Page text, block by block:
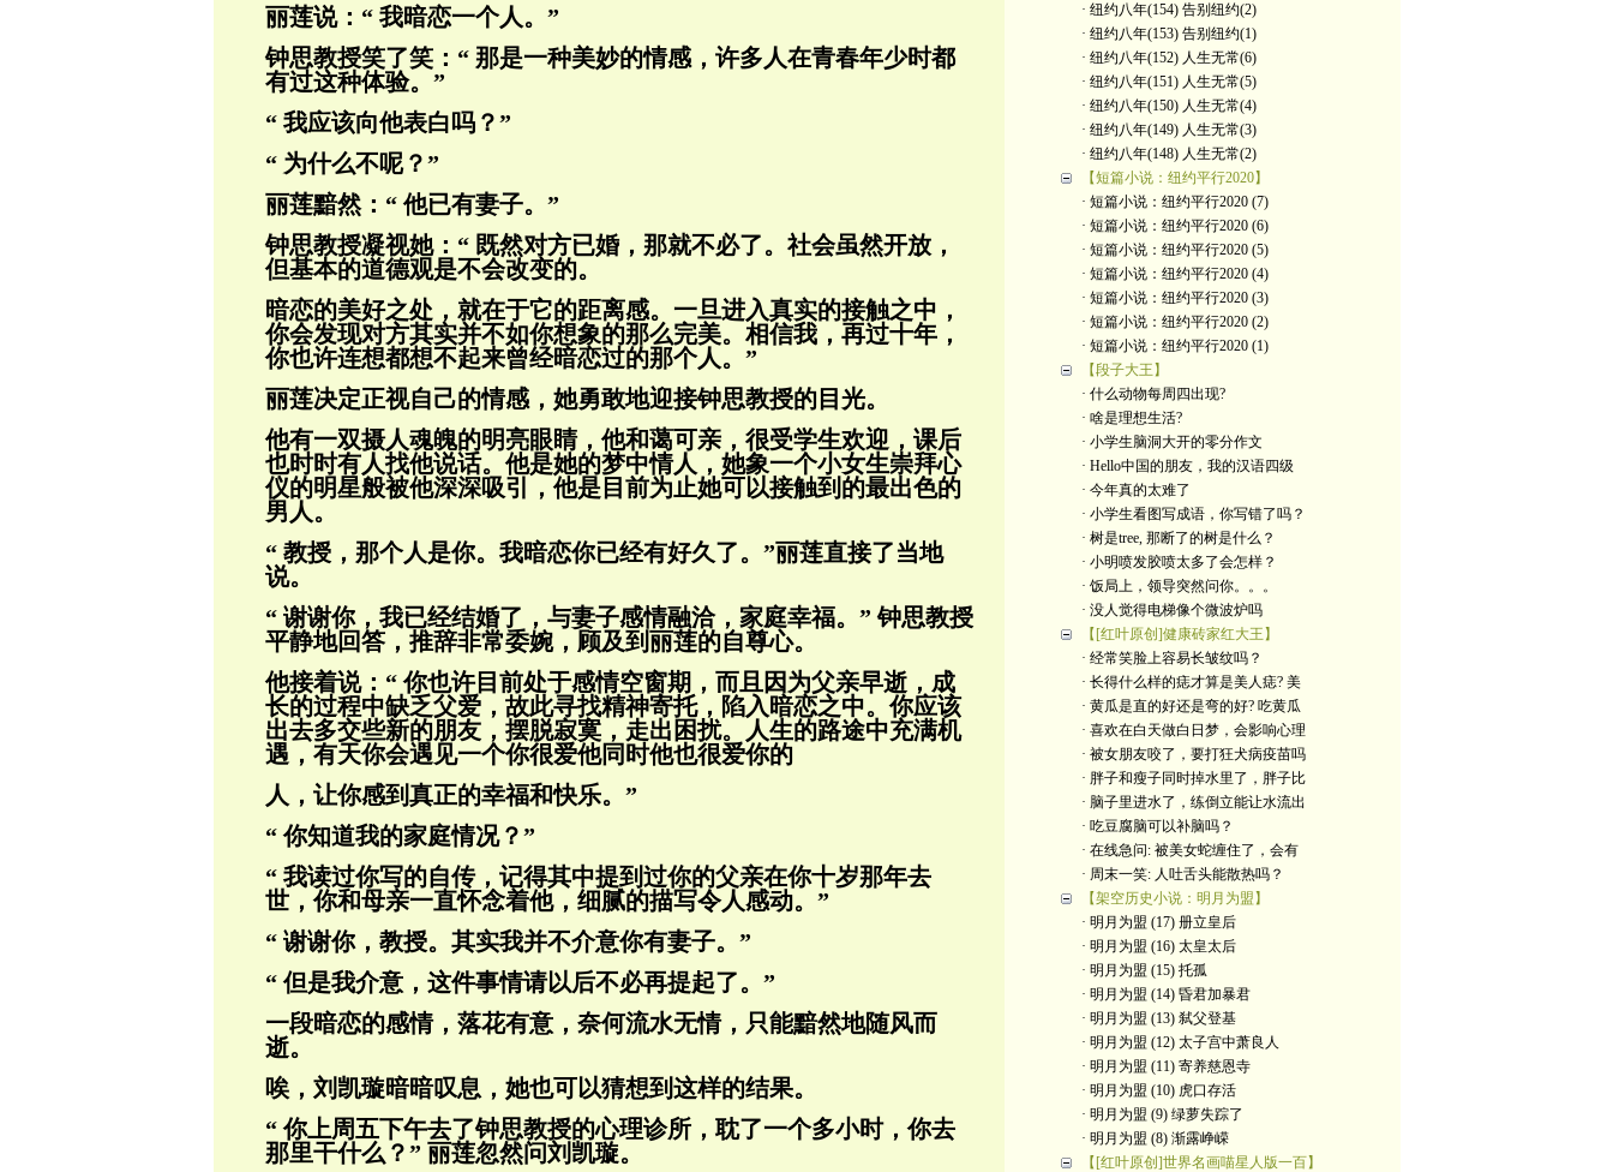
丽莲说：“ 我暗恋一个人。”
钟思教授笑了笑：“ 那是一种美妙的情感，许多人在青春年少时都
有过这种体验。”
“ 我应该向他表白吗？”
“ 为什么不呢？”
丽莲黯然：“ 他已有妻子。”
钟思教授凝视她：“ 既然对方已婚，那就不必了。社会虽然开放，
但基本的道德观是不会改变的。
暗恋的美好之处，就在于它的距离感。一旦进入真实的接触之中，
你会发现对方其实并不如你想象的那么完美。相信我，再过十年，
你也许连想都想不起来曾经暗恋过的那个人。”
丽莲决定正视自己的情感，她勇敢地迎接钟思教授的目光。
他有一双摄人魂魄的明亮眼睛，他和蔼可亲，很受学生欢迎，课后
也时时有人找他说话。他是她的梦中情人，她象一个小女生崇拜心
仪的明星般被他深深吸引，他是目前为止她可以接触到的最出色的
男人。
“ 教授，那个人是你。我暗恋你已经有好久了。”丽莲直接了当地
说。
“ 谢谢你，我已经结婚了，与妻子感情融洽，家庭幸福。” 钟思教授
平静地回答， 推辞非常委婉，顾及到丽莲的自尊心。
他接着说：“ 你也许目前处于感情空窗期，而且因为父亲早逝，成
长的过程中缺乏父爱，故此寻找精神寄托，陷入暗恋之中。你应该
出去多交些新的朋友，摆脱寂寞， 走出困扰。人生的路途中充满机
遇，有天你会遇见一个你很爱他同时他也很爱你的
人，让你感到真正的幸福和快乐。”
“ 你知道我的家庭情况？”
“ 我读过你写的自传，记得其中提到过你的父亲在你十岁那年去
世，你和母亲一直怀念着他，细腻的描写令人感动。”
“ 谢谢你，教授。其实我并不介意你有妻子。”
“ 但是我介意，这件事情请以后不必再提起了。”
一段暗恋的感情，落花有意，奈何流水无情，只能黯然地随风而
逝。
唉，刘凯璇暗暗叹息，她也可以猜想到这样的结果。
“ 你上周五下午去了钟思教授的心理诊所， 耽了一个多小时，你去
那里干什么？” 丽莲忽然问刘凯璇。
· 纽约八年(154) 告别纽约(2)
· 纽约八年(153) 告别纽约(1)
· 纽约八年(152) 人生无常(6)
· 纽约八年(151) 人生无常(5)
· 纽约八年(150) 人生无常(4)
· 纽约八年(149) 人生无常(3)
· 纽约八年(148) 人生无常(2)
【短篇小说：纽约平行2020】
· 短篇小说：纽约平行2020 (7)
· 短篇小说：纽约平行2020 (6)
· 短篇小说：纽约平行2020 (5)
· 短篇小说：纽约平行2020 (4)
· 短篇小说：纽约平行2020 (3)
· 短篇小说：纽约平行2020 (2)
· 短篇小说：纽约平行2020 (1)
【段子大王】
· 什么动物每周四出现?
· 啥是理想生活?
· 小学生脑洞大开的零分作文
· Hello中国的朋友，我的汉语四级
· 今年真的太难了
· 小学生看图写成语，你写错了吗？
· 树是tree, 那断了的树是什么？
· 小明喷发胶喷太多了会怎样？
· 饭局上，领导突然问你。。。
· 没人觉得电梯像个微波炉吗
【[红叶原创]健康砖家红大王】
· 经常笑脸上容易长皱纹吗？
· 长得什么样的痣才算是美人痣? 美
· 黄瓜是直的好还是弯的好? 吃黄瓜
· 喜欢在白天做白日梦，会影响心理
· 被女朋友咬了，要打狂犬病疫苗吗
· 胖子和瘦子同时掉水里了，胖子比
· 脑子里进水了，练倒立能让水流出
· 吃豆腐脑可以补脑吗？
· 在线急问: 被美女蛇缠住了，会有
· 周末一笑: 人吐舌头能散热吗？
【架空历史小说：明月为盟】
· 明月为盟 (17) 册立皇后
· 明月为盟 (16) 太皇太后
· 明月为盟 (15) 托孤
· 明月为盟 (14) 昏君加暴君
· 明月为盟 (13) 弑父登基
· 明月为盟 (12) 太子宫中萧良人
· 明月为盟 (11) 寄养慈恩寺
· 明月为盟 (10) 虎口存活
· 明月为盟 (9) 绿萝失踪了
· 明月为盟 (8) 渐露峥嵘
【[红叶原创]世界名画喵星人版一百】